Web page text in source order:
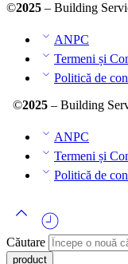
©2025 – Building
ANPC
Termeni și
Politică de
©2025– Building
ANPC
Termeni și
Politică de
Căutare